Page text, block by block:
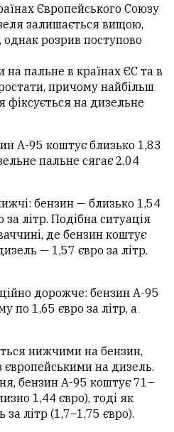
Європейського Союзу
залишається вищою,
однак розрив поступово
на пальне в країнах ЄС та в
причому найбільш
на дизельне
А-95 коштує близько 1,83
пальне сягає 2,04
бензин — близько 1,54
літр. Подібна ситуація
де бензин коштує
— 1,57 євро за літр.
дорожче: бензин А-95
по 1,65 євро за літр, а
нижчими на бензин,
на дизель.
бензин А-95 коштує 71–
1,44 євро), тоді як
літр (1,7–1,75 євро).